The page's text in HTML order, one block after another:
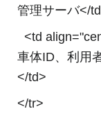
管理サーバ</
<td
車体ID、利用
</td>
</tr>